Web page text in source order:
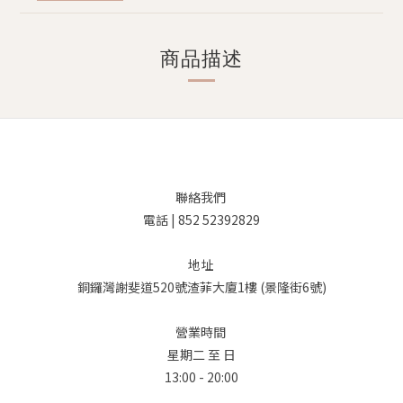
商品描述
聯絡我們
電話 | 852 52392829
地址
銅鑼灣謝斐道520號渣菲大廈1樓 (景隆街6號)
營業時間
星期二 至 日
13:00 - 20:00